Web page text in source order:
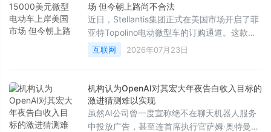
场 但今朝上路尚不合法
近日，Stellantis集团正式在美国市场开启了菲
亚特Topolino电动微型车的订购通道。这款车
型的起售价为13995美元，加上990美元的强
制性目的地费用后，税前总价为14985美元。
的新车，甚至比基础款日产Versa还要便宜
2000多美元。
互联网 2026年07月23日
机构认为OpenAI对其宏大年夜告白收入目标的
激进猜测难以实现
虽然AI公司曾一度宣称绝不在聊天机器人服务
中投放广告，甚至连首席执行官萨姆·奥特曼也